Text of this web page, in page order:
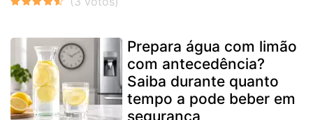
Prepara água com limão
com antecedência?
Saiba durante quanto
tempo a pode beber em
segurança